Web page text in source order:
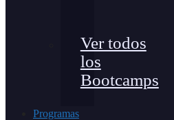
Ver todos
los
Bootcamps
Programas